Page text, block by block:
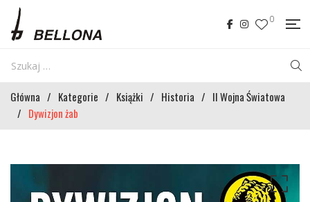
0
Główna / Kategorie / Książki / Historia / II Wojna Światowa
/ Dywizjon żab